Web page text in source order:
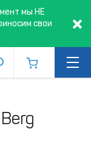
мы НЕ
свои